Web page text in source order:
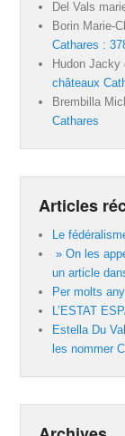
Del Vals
Borin Marie-
Cathares :
Hudon Jacky
châteaux
Brembilla
Cathares
Articles
Le
» On les
un article
Per molts
L’ESTAT
Estella Du
les nommer